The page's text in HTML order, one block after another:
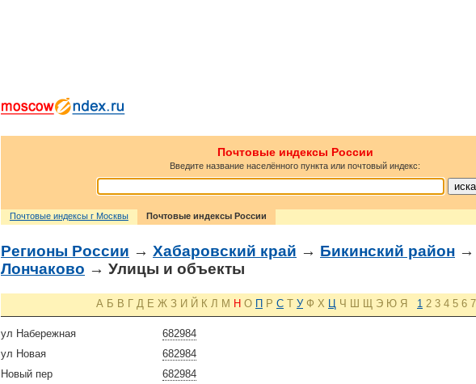
Почтовые индексы России
Введите название населённого пункта или почтовый индекс:
Почтовые индексы г Москвы Почтовые индексы России
Регионы России → Хабаровский край → Бикинский район →
Лончаково → Улицы и объекты
А Б В Г Д Е Ж З И Й К Л М Н О П Р С Т У Ф Х Ц Ч Ш Щ Э Ю Я 1 2 3 4 5 6 7
682984
ул Набережная
682984
ул Новая
682984
Новый пер